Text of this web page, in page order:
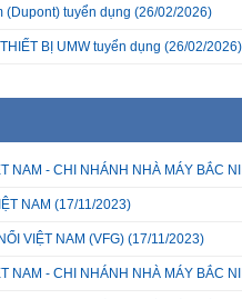
(Dupont) tuyển dụng (26/02/2026)
BỊ UMW tuyển dụng (26/02/2026)
NAM - CHI NHÁNH NHÀ MÁY BẮC
NAM (17/11/2023)
VIỆT NAM (VFG) (17/11/2023)
NAM - CHI NHÁNH NHÀ MÁY BẮC